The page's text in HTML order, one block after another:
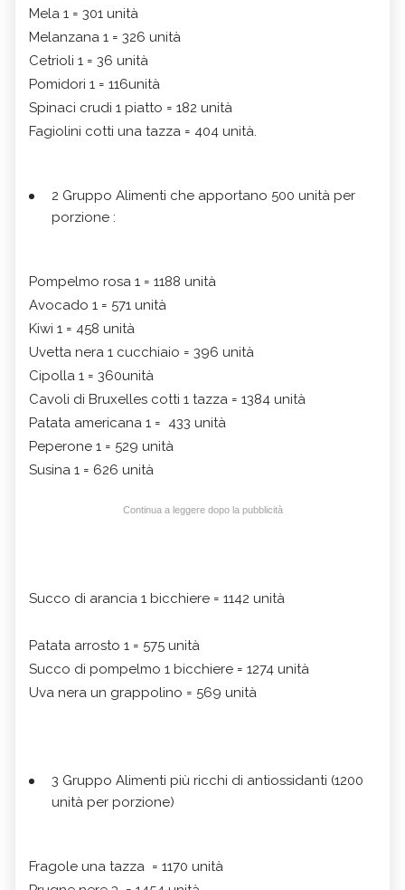
Mela 1 = 301 unità
Melanzana 1 = 326 unità
Cetrioli 1 = 36 unità
Pomidori 1 = 116unità
Spinaci crudi 1 piatto = 182 unità
Fagiolini cotti una tazza = 404 unità.
2 Gruppo Alimenti che apportano 500 unità per
porzione :
Pompelmo rosa 1 = 1188 unità
Avocado 1 = 571 unità
Kiwi 1 = 458 unità
Uvetta nera 1 cucchiaio = 396 unità
Cipolla 1 = 360unità
Cavoli di Bruxelles cotti 1 tazza = 1384 unità
Patata americana 1 = 433 unità
Peperone 1 = 529 unità
Susina 1 = 626 unità
Continua a leggere dopo la pubblicità
Succo di arancia 1 bicchiere = 1142 unità
Patata arrosto 1 = 575 unità
Succo di pompelmo 1 bicchiere = 1274 unità
Uva nera un grappolino = 569 unità
3 Gruppo Alimenti più ricchi di antiossidanti (1200
unità per porzione)
Fragole una tazza = 1170 unità